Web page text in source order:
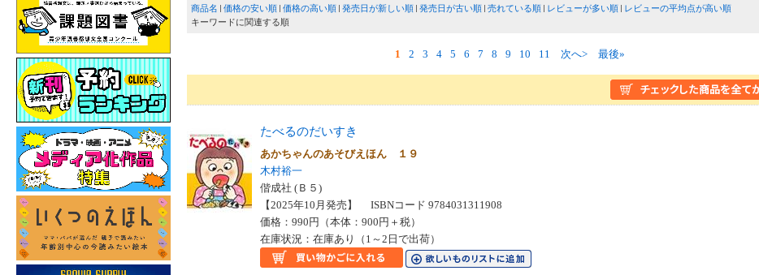
商品名
価格の安い順 価格の高い順 発売日が新しい順 発売日が古い順 売れている順 レビューが多い順
レビューの平均点が高い順
キーワードに関連する順
1 2 3 4 5 6 7 8 9 10 11 次へ> 最後»
たべるのだいすき
あかちゃんのあそびえほん １９
木村裕一
偕成社 (Ｂ５)
【2025年10月発売】 ISBNコード 9784031311908
価格：990円（本体：900円＋税）
在庫状況：在庫あり（1～2日で出荷）